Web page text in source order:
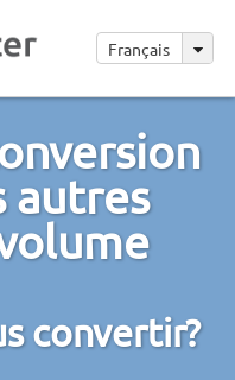
Français
autres
convertir?